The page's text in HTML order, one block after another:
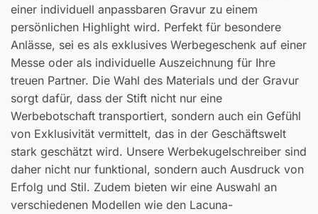
einer individuell anpassbaren Gravur zu einem
persönlichen Highlight wird. Perfekt für besondere
Anlässe, sei es als exklusives Werbegeschenk auf einer
Messe oder als individuelle Auszeichnung für Ihre
treuen Partner. Die Wahl des Materials und der Gravur
sorgt dafür, dass der Stift nicht nur eine
Werbebotschaft transportiert, sondern auch ein Gefühl
von Exklusivität vermittelt, das in der Geschäftswelt
stark geschätzt wird. Unsere Werbekugelschreiber sind
daher nicht nur funktional, sondern auch Ausdruck von
Erfolg und Stil. Zudem bieten wir eine Auswahl an
verschiedenen Modellen wie den Lacuna-